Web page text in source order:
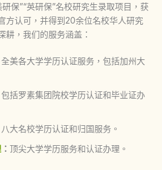
保”“英研保”名校研究生录取项目，获
方认可，并得到20余位名校华人研究
耕，我们的服务涵盖：
全美各大学学历认证服务，包括加州大
包括罗素集团院校学历认证和毕业证办
八大名校学历认证和归国服务。
： 顶尖大学学历服务和认证办理。